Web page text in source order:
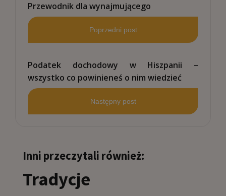
Przewodnik dla wynajmującego
Poprzedni post
Podatek dochodowy w Hiszpanii –
wszystko co powinieneś o nim wiedzieć
Następny post
Inni przeczytali również:
Tradycje